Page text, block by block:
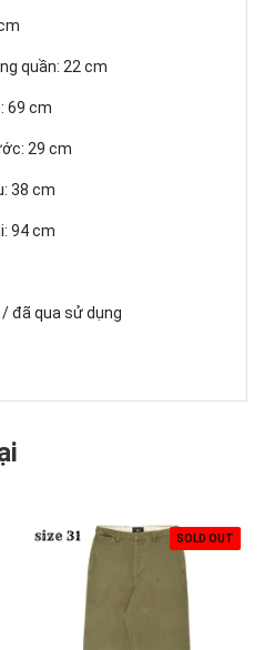
quần: 22 cm
69 cm
29 cm
38 cm
94 cm
đã qua sử dụng
SOLD OUT